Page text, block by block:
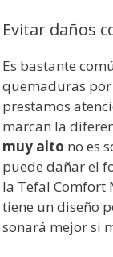
Evitar daños
Es bastante
quemaduras por
prestamos
marcan la
muy alto no es
puede dañar el
la Tefal Comfort
tiene un diseño
sonará mejor si